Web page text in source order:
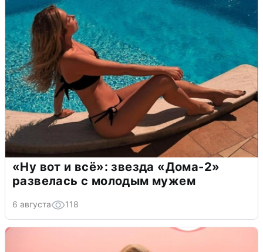
«Ну вот и всё»: звезда «Дома-2»
развелась с молодым мужем
6 августа 118